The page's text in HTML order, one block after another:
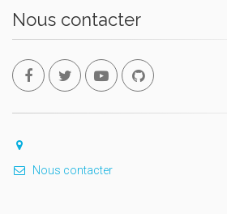
Nous contacter
Nous contacter